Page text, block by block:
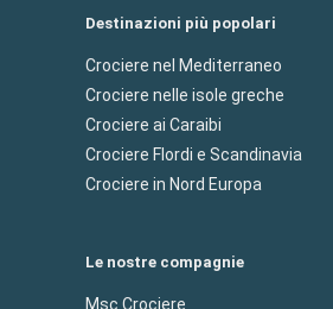
Destinazioni più popolari
Crociere nel Mediterraneo
Crociere nelle isole greche
Crociere ai Caraibi
Crociere Flordi e Scandinavia
Crociere in Nord Europa
Le nostre compagnie
Msc Crociere